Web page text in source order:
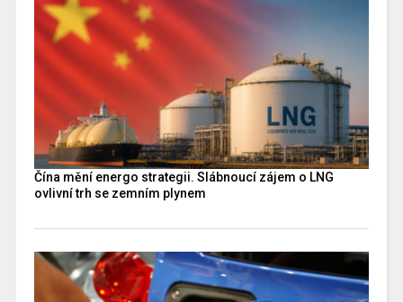
Čína mění energo strategii. Slábnoucí zájem o LNG
ovlivní trh se zemním plynem